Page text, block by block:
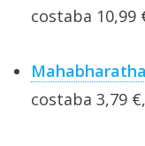
costaba 10,99
costaba 3,79